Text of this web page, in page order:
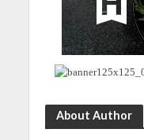
About Author